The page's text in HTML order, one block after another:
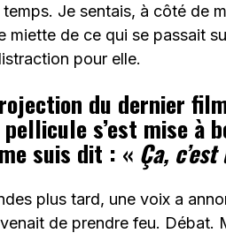
Je sentais, à côté de
miette de ce qui se passait
pour elle.
du dernier
pellicule s’est mise à
suis dit : « Ça,
plus tard, une voix a
de prendre feu. Débat.